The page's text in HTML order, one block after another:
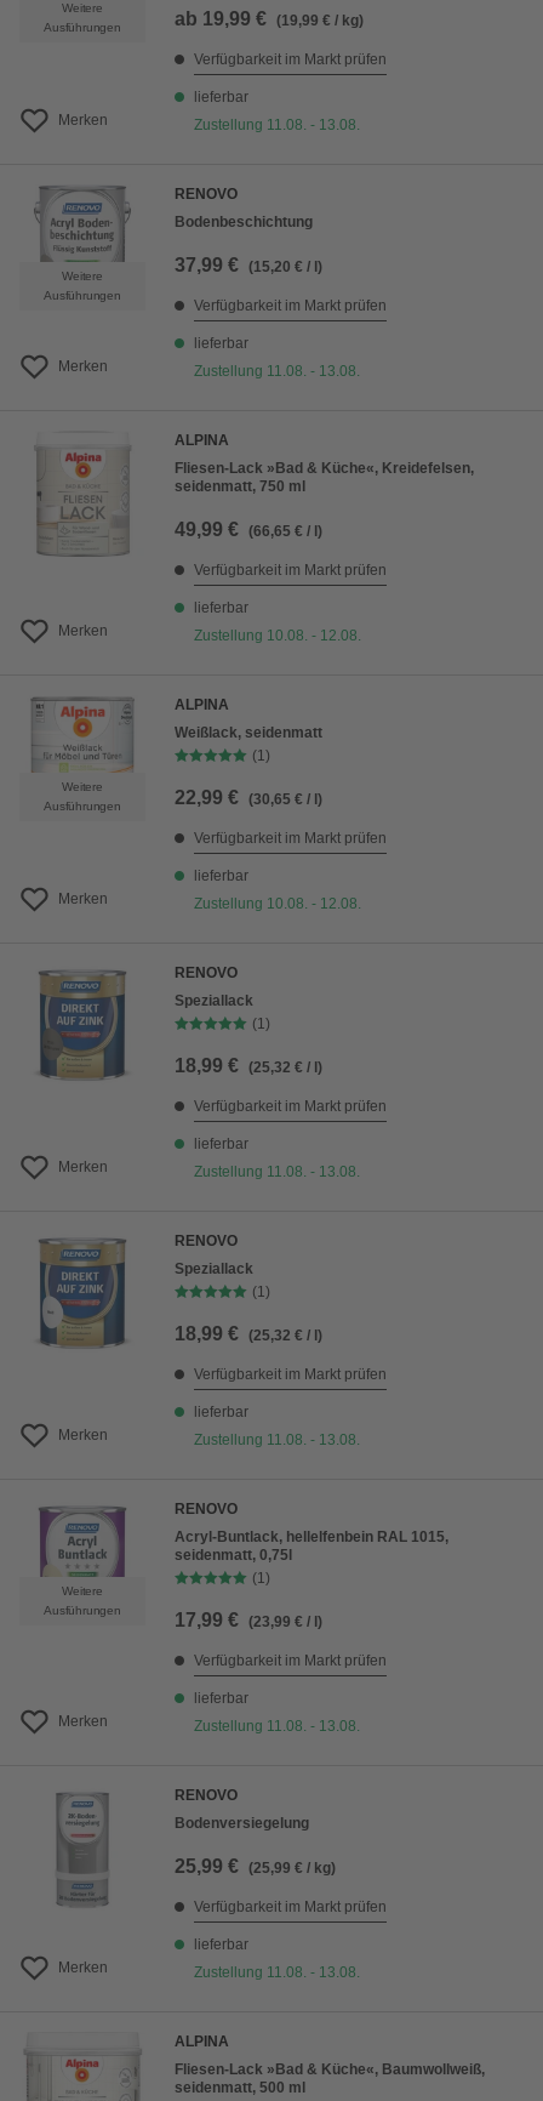
Bewertung
Weitere
Ausführungen
Merken
ab 19,99 € (19,99 € / kg)
Verfügbarkeit im Markt prüfen
lieferbar
Zustellung 11.08. - 13.08.
Weitere
Ausführungen
Merken
RENOVO
Bodenbeschichtung
37,99 € (15,20 € / l)
Verfügbarkeit im Markt prüfen
lieferbar
Zustellung 11.08. - 13.08.
Merken
ALPINA
Fliesen-Lack »Bad & Küche«, Kreidefelsen,
seidenmatt, 750 ml
49,99 € (66,65 € / l)
Verfügbarkeit im Markt prüfen
lieferbar
Zustellung 10.08. - 12.08.
Weitere
Ausführungen
Merken
ALPINA
Weißlack, seidenmatt
(1)
22,99 € (30,65 € / l)
Verfügbarkeit im Markt prüfen
lieferbar
Zustellung 10.08. - 12.08.
Merken
RENOVO
Speziallack
(1)
18,99 € (25,32 € / l)
Verfügbarkeit im Markt prüfen
lieferbar
Zustellung 11.08. - 13.08.
Merken
RENOVO
Speziallack
(1)
18,99 € (25,32 € / l)
Verfügbarkeit im Markt prüfen
lieferbar
Zustellung 11.08. - 13.08.
Weitere
Ausführungen
Merken
RENOVO
Acryl-Buntlack, hellelfenbein RAL 1015,
seidenmatt, 0,75l
(1)
17,99 € (23,99 € / l)
Verfügbarkeit im Markt prüfen
lieferbar
Zustellung 11.08. - 13.08.
Merken
RENOVO
Bodenversiegelung
25,99 € (25,99 € / kg)
Verfügbarkeit im Markt prüfen
lieferbar
Zustellung 11.08. - 13.08.
ALPINA
Fliesen-Lack »Bad & Küche«, Baumwollweiß,
seidenmatt, 500 ml